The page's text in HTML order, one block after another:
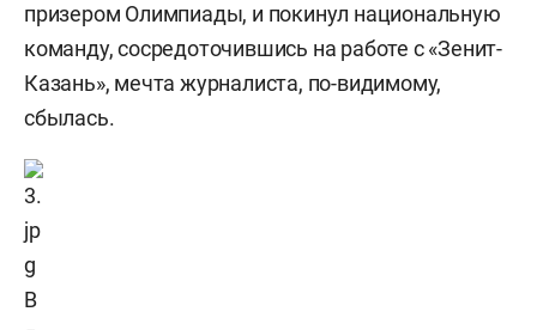
призером Олимпиады, и покинул национальную
команду, сосредоточившись на работе с «Зенит-
Казань», мечта журналиста, по-видимому,
сбылась.
В